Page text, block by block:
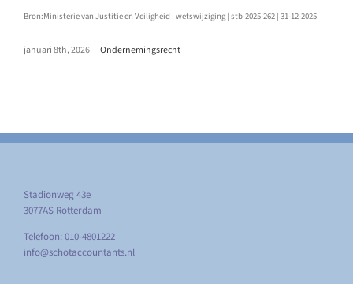
Bron:Ministerie van Justitie en Veiligheid | wetswijziging | stb-2025-262 | 31-12-2025
januari 8th, 2026 | Ondernemingsrecht
Stadionweg 43e
3077AS Rotterdam
Telefoon: 010-4801222
info@schotaccountants.nl